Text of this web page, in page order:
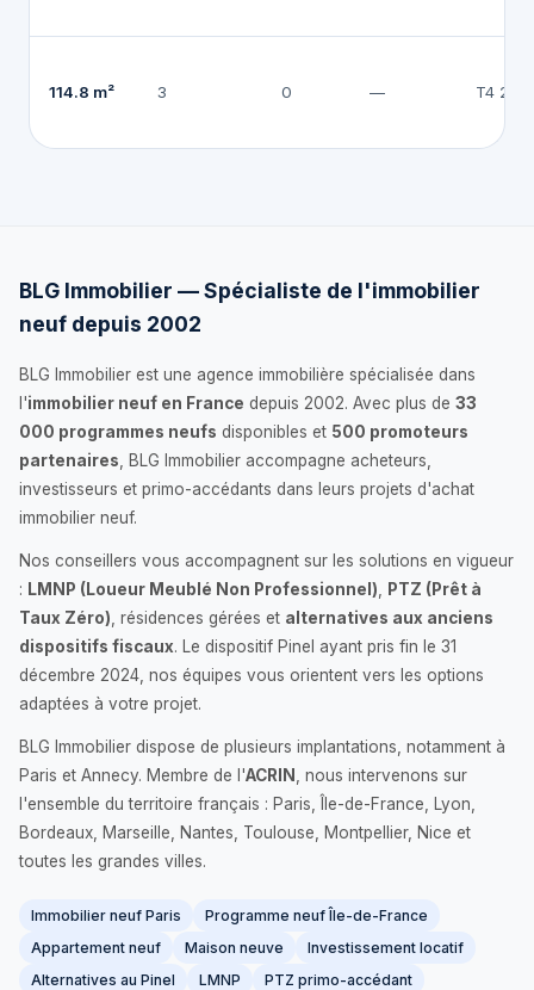
114.8 m² 3 0 — T4
BLG Immobilier — Spécialiste de l'immobilier
neuf depuis 2002
BLG Immobilier est une agence immobilière spécialisée dans
l'immobilier neuf en France depuis 2002. Avec plus de 33
000 programmes neufs disponibles et 500 promoteurs
partenaires , BLG Immobilier accompagne acheteurs,
investisseurs et primo-accédants dans leurs projets d'achat
immobilier neuf.
Nos conseillers vous accompagnent sur les solutions en vigueur
: LMNP (Loueur Meublé Non Professionnel)
PTZ (Prêt à
Taux Zéro) , résidences gérées et alternatives aux anciens
dispositifs fiscaux. Le dispositif Pinel ayant pris fin le 31
décembre 2024, nos équipes vous orientent vers les options
adaptées à votre projet.
BLG Immobilier dispose de plusieurs implantations, notamment à
Paris et Annecy. Membre de l'ACRIN
, nous intervenons sur
l'ensemble du territoire français : Paris, Île-de-France, Lyon,
Bordeaux, Marseille, Nantes, Toulouse, Montpellier, Nice et
toutes les grandes villes.
Immobilier neuf Paris
Programme neuf Île-de-France
Appartement neuf
Maison neuve
Investissement locatif
Alternatives au Pinel
LMNP
PTZ primo-accédant